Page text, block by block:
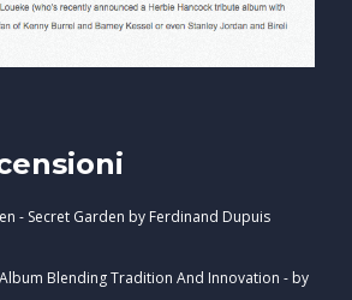
- Secret Garden by Ferdinand Dupuis
Album Blending Tradition And Innovation - by